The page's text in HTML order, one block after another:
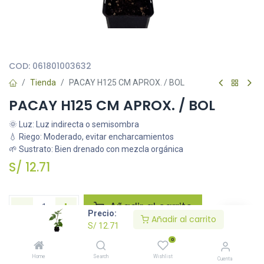
Precio:
S/ 12.71
Añadir al carrito
Home Search
0
Wishlist Cuenta
COD: 061801003632
Tienda PACAY H125 CM APROX. / BOL
PACAY H125 CM APROX. / BOL
🌞 Luz: Luz indirecta o semisombra
💧 Riego: Moderado, evitar encharcamientos
🌱 Sustrato: Bien drenado con mezcla orgánica
S/ 12.71
Añadir al carrito
Agregar a la lista de deseos